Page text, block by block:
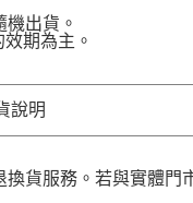
出貨。
期為主。
說明
貨服務。若與實體門